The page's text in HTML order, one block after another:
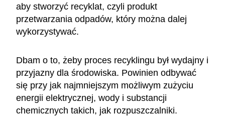
aby stworzyć recyklat, czyli produkt
przetwarzania odpadów, który można dalej
wykorzystywać.
Dbam o to, żeby proces recyklingu był wydajny i
przyjazny dla środowiska. Powinien odbywać
się przy jak najmniejszym możliwym zużyciu
energii elektrycznej, wody i substancji
chemicznych takich, jak rozpuszczalniki.